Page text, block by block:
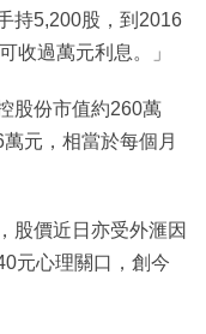
持5,200股，到2016
收過萬元利息。」
股份市值約260萬
元，相當於每個月
股價近日亦受外滙因
元心理關口，創今